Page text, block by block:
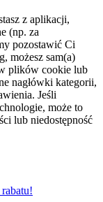
z aplikacji,
(np. za
pozostawić Ci
możesz sam(a)
plików cookie lub
nagłówki kategorii,
Jeśli
może to
lub niedostępność